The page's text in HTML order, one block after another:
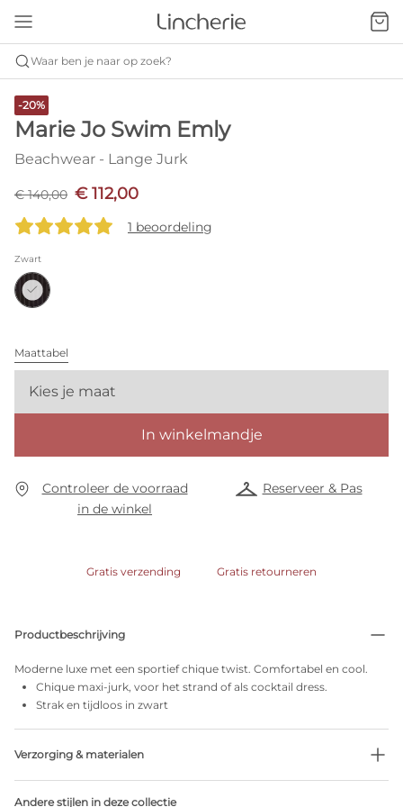
Waar ben je naar op zoek?
-20%
Marie Jo Swim Emly
Beachwear - Lange Jurk
€ 140,00 € 112,00
1 beoordeling
Zwart
Maattabel
Kies je maat
In winkelmandje
Controleer de voorraad
in de winkel
Reserveer & Pas
Gratis verzending Gratis retourneren
Productbeschrijving
Moderne luxe met een sportief chique twist. Comfortabel en cool.
Chique maxi-jurk, voor het strand of als cocktail dress.
Strak en tijdloos in zwart
Verzorging & materialen
Andere stijlen in deze collectie